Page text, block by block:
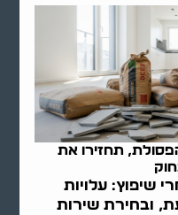
תחזירו את
שיפוץ: עלויות
ובחירת שירות